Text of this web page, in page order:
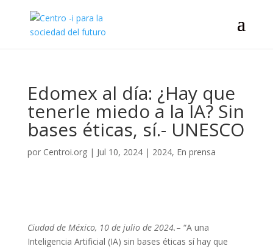
Edomex al día: ¿Hay que
tenerle miedo a la IA? Sin
bases éticas, sí.- UNESCO
por Centroi.org| Jul 10, 2024| 2024, En prensa
Ciudad de México, 10 de julio de 2024.– “A una
Inteligencia Artificial (IA) sin bases éticas sí hay que